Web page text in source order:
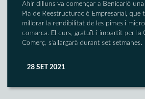
Ahir dilluns va començar a Benicarló
Pla de Reestructuració Empresarial, que
millorar la rendibilitat de les pimes i
comarca. El curs, gratuït i impartit per la
Comerç, s'allargarà durant set setmanes.
28 SET 2021